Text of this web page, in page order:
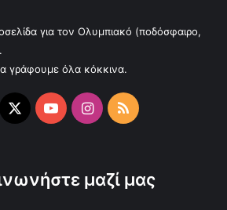
για τον Ολυμπιακό (ποδόσφαιρο,
γράφουμε όλα κόκκινα.
X YouTubeInstagram
RSS
μαζί μας